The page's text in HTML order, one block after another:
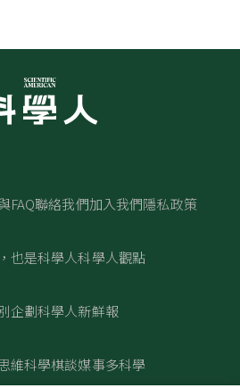
FAQ聯絡我們加入我們隱私政策
也是科學人科學人觀點
企劃科學人新鮮報
維科學棋談媒事多科學